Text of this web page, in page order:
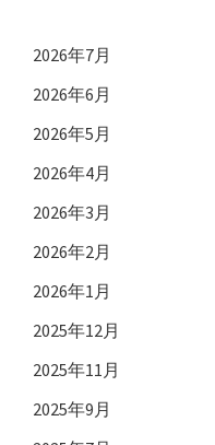
2026年7月
2026年6月
2026年5月
2026年4月
2026年3月
2026年2月
2026年1月
2025年12月
2025年11月
2025年9月